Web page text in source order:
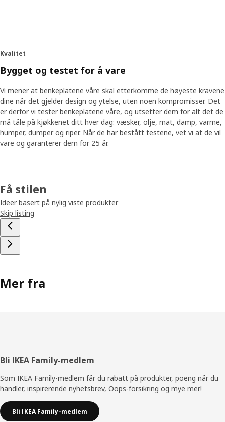
Kvalitet
Bygget og testet for å vare
Vi mener at benkeplatene våre skal etterkomme de høyeste kravene
dine når det gjelder design og ytelse, uten noen kompromisser. Det
er derfor vi tester benkeplatene våre, og utsetter dem for alt det de
må tåle på kjøkkenet ditt hver dag: væsker, olje, mat, damp, varme,
humper, dumper og riper. Når de har bestått testene, vet vi at de vil
vare og garanterer dem for 25 år.
Få stilen
Ideer basert på nylig viste produkter
Skip listing
Mer fra
Bunntekst
Bli IKEA Family-medlem
Som IKEA Family-medlem får du rabatt på produkter, poeng når du
handler, inspirerende nyhetsbrev, Oops-forsikring og mye mer!
Bli IKEA Family-medlem